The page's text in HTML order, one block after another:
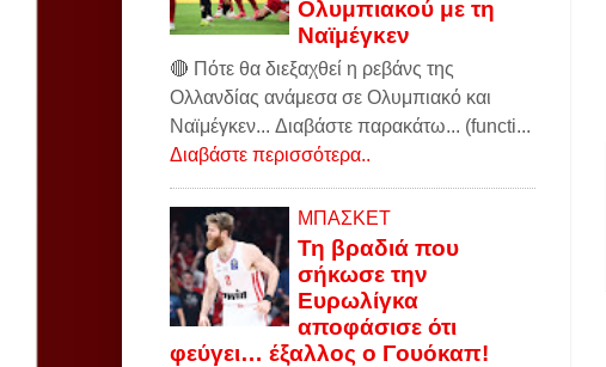
Ολυμπιακού με τη
Ναϊμέγκεν
🔴 Πότε θα διεξαχθεί η ρεβάνς της
Ολλανδίας ανάμεσα σε Ολυμπιακό και
Ναϊμέγκεν... Διαβάστε παρακάτω... (functi...
Διαβάστε περισσότερα..
ΜΠΑΣΚΕΤ
Τη βραδιά που
σήκωσε την
Ευρωλίγκα
αποφάσισε ότι
φεύγει… έξαλλος ο Γουόκαπ!